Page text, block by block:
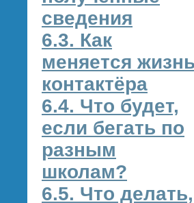
сведения
6.3. Как
меняется жизнь
контактёра
6.4. Что будет,
если бегать по
разным
школам?
6.5. Что делать,